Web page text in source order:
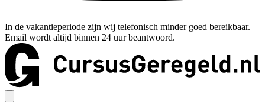
In de vakantieperiode zijn wij telefonisch minder goed bereikbaar.
Email wordt altijd binnen 24 uur beantwoord.